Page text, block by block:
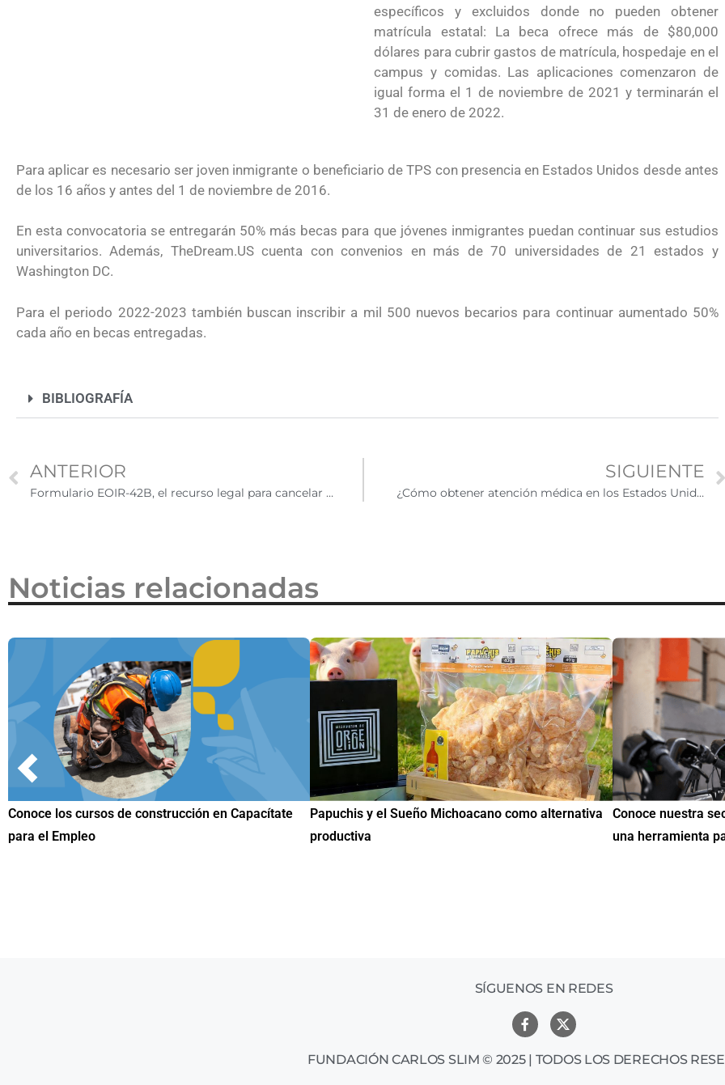
específicos y excluidos donde no pueden obtener
matrícula estatal: La beca ofrece más de $80,000
dólares para cubrir gastos de matrícula, hospedaje en el
campus y comidas. Las aplicaciones comenzaron de
igual forma el 1 de noviembre de 2021 y terminarán el
31 de enero de 2022.
Para aplicar es necesario ser joven inmigrante o beneficiario de TPS con presencia en Estados Unidos desde antes
de los 16 años y antes del 1 de noviembre de 2016.
En esta convocatoria se entregarán 50% más becas para que jóvenes inmigrantes puedan continuar sus estudios
universitarios. Además, TheDream.US cuenta con convenios en más de 70 universidades de 21 estados y
Washington DC.
Para el periodo 2022-2023 también buscan inscribir a mil 500 nuevos becarios para continuar aumentado 50%
cada año en becas entregadas.
BIBLIOGRAFÍA
ANTERIOR
Formulario EOIR-42B, el recurso legal para cancelar procesos de deportación
SIGUIENTE
¿Cómo obtener atención médica en los Estados Unidos?
Futuro para capacitarse al regresar a México?
para el Empleo
UNAM San Antonio abre cursos de preparación
Noticias relacionadas
Papuchis y el Sueño Michoacano como alternativa
productiva
Conoce nuestra sección de Educación y Empleo:
una herramienta para encontrar oportunidades
IMME realiza la
de Educación
SÍGUENOS EN REDES
FUNDACIÓN CARLOS SLIM © 2025 | TODOS LOS DERECHOS